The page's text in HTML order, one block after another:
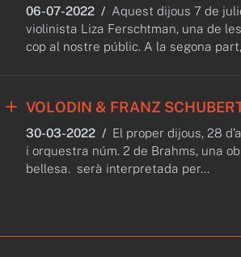
06-07-2022 / Aquest dijous 7 de
violinista Liza Ferschtman, una de
cop al nostre públic. A la segona
VOLODIN & FRANZ
30-03-2022 / El proper dijous, 28
i orquestra núm. 2 de Brahms, una
bellesa. serà interpretada per...